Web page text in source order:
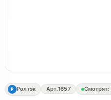
Р Ролтэк Арт.1657 Смотрят: